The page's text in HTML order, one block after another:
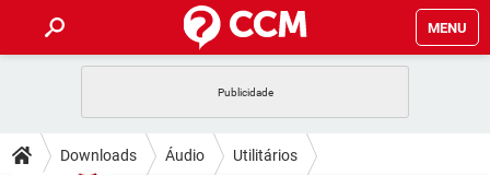
MENU
CELULAR FACEBOOK
DICAS
Downloads Áudio Utilitários